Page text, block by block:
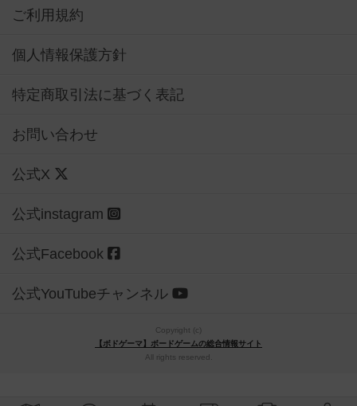
ご利用規約
個人情報保護方針
特定商取引法に基づく表記
お問い合わせ
公式X
公式instagram
公式Facebook
公式YouTubeチャンネル
Copyright (c)
【ボドゲーマ】ボードゲームの総合情報サイト
All rights reserved.